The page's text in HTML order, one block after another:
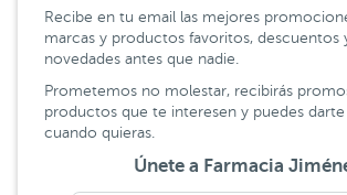
Recibe en tu email las mejores
marcas y productos favoritos, descuentos
novedades antes que nadie.
Prometemos no molestar, recibirás
productos que te interesen y puedes darte
cuando quieras.
Únete a Farmacia